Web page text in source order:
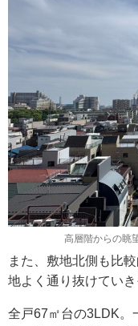
高層階からの眺
また、敷地北側も比
地よく通り抜けていき
全戸67㎡台の3LDK。